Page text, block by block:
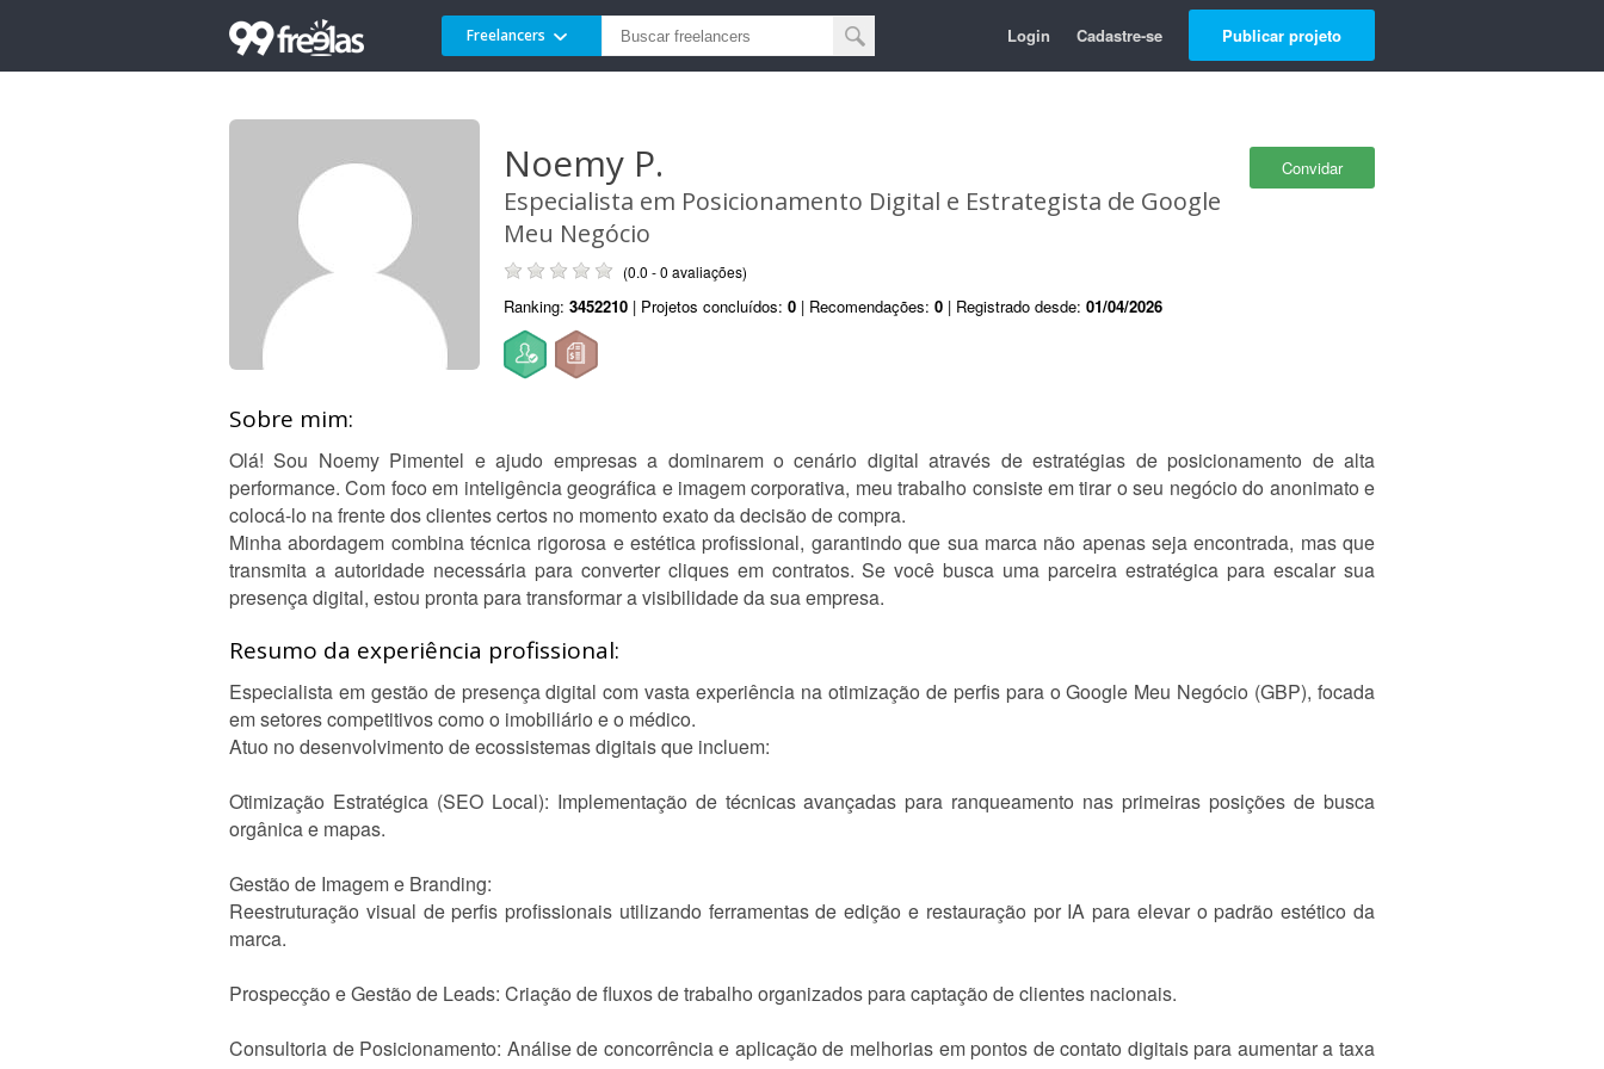
Freelancers Login Cadastre-se Publicar projeto
Convidar
Noemy P.
Especialista em Posicionamento Digital e Estrategista de Google
Meu Negócio
(0.0 - 0 avaliações)
Ranking: 3452210 | Projetos concluídos: 0 | Recomendações: 0 | Registrado desde: 01/04/2026
Sobre mim:
Olá! Sou Noemy Pimentel e ajudo empresas a dominarem o cenário digital através de estratégias de posicionamento de alta
performance. Com foco em inteligência geográfica e imagem corporativa, meu trabalho consiste em tirar o seu negócio do anonimato e
colocá-lo na frente dos clientes certos no momento exato da decisão de compra.
Minha abordagem combina técnica rigorosa e estética profissional, garantindo que sua marca não apenas seja encontrada, mas que
transmita a autoridade necessária para converter cliques em contratos. Se você busca uma parceira estratégica para escalar sua
presença digital, estou pronta para transformar a visibilidade da sua empresa.
Resumo da experiência profissional:
Especialista em gestão de presença digital com vasta experiência na otimização de perfis para o Google Meu Negócio (GBP), focada
em setores competitivos como o imobiliário e o médico.
Atuo no desenvolvimento de ecossistemas digitais que incluem:
Otimização Estratégica (SEO Local): Implementação de técnicas avançadas para ranqueamento nas primeiras posições de busca
orgânica e mapas.
Gestão de Imagem e Branding:
Reestruturação visual de perfis profissionais utilizando ferramentas de edição e restauração por IA para elevar o padrão estético da
marca.
Prospecção e Gestão de Leads: Criação de fluxos de trabalho organizados para captação de clientes nacionais.
Consultoria de Posicionamento: Análise de concorrência e aplicação de melhorias em pontos de contato digitais para aumentar a taxa